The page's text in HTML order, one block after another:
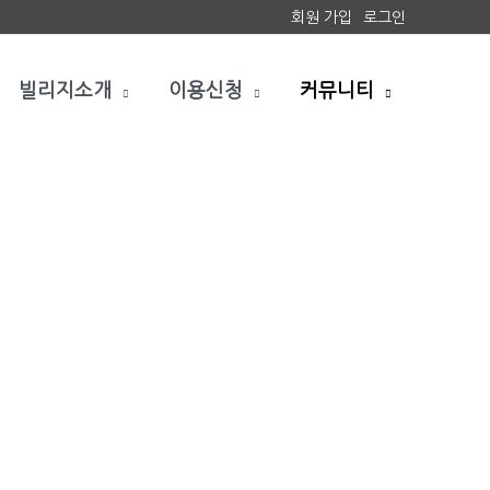
회원 가입 로그인
빌리지소개 이용신청 커뮤니티